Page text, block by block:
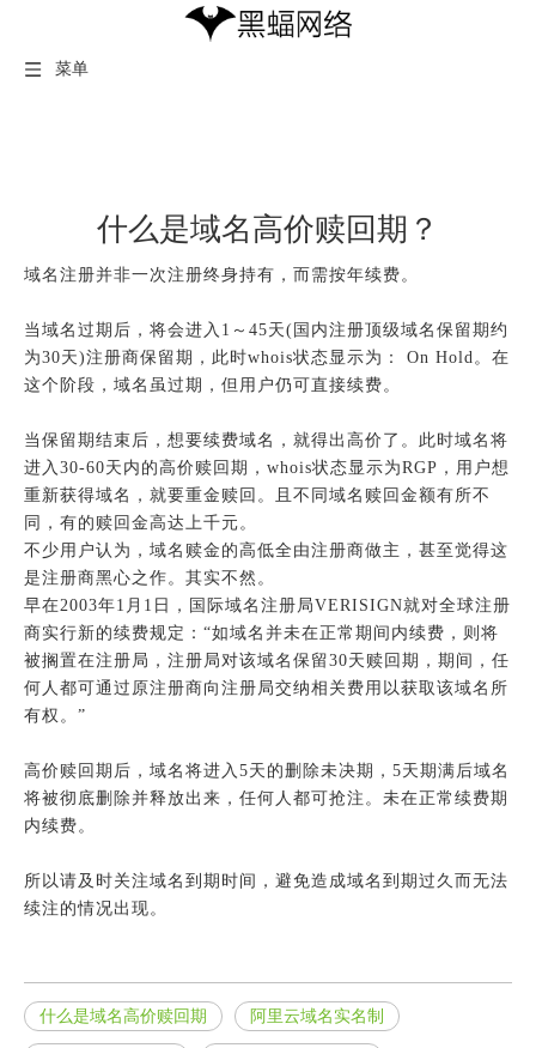
菜单
什么是域名高价赎回期？
域名注册并非一次注册终身持有，而需按年续费。
当域名过期后，将会进入1～45天(国内注册顶级域名保留期约
为30天)注册商保留期，此时whois状态显示为： On Hold。在
这个阶段，域名虽过期，但用户仍可直接续费。
当保留期结束后，想要续费域名，就得出高价了。此时域名将
进入30-60天内的高价赎回期，whois状态显示为RGP，用户想
重新获得域名，就要重金赎回。且不同域名赎回金额有所不
同，有的赎回金高达上千元。
不少用户认为，域名赎金的高低全由注册商做主，甚至觉得这
是注册商黑心之作。其实不然。
早在2003年1月1日，国际域名注册局VERISIGN就对全球注册
商实行新的续费规定：“如域名并未在正常期间内续费，则将
被搁置在注册局，注册局对该域名保留30天赎回期，期间，任
何人都可通过原注册商向注册局交纳相关费用以获取该域名所
有权。”
高价赎回期后，域名将进入5天的删除未决期，5天期满后域名
将被彻底删除并释放出来，任何人都可抢注。未在正常续费期
内续费。
所以请及时关注域名到期时间，避免造成域名到期过久而无法
续注的情况出现。
什么是域名高价赎回期 阿里云域名实名制